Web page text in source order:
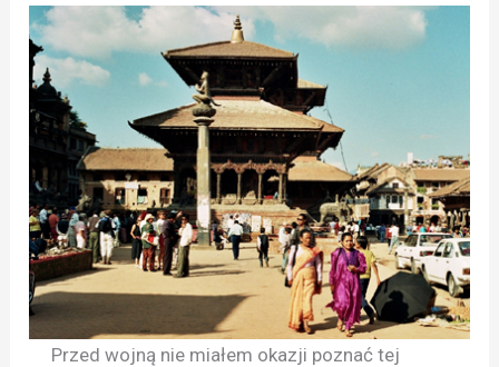
Przed wojną nie miałem okazji poznać tej